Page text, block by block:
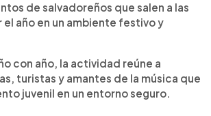
de salvadoreños que salen a las
el año en un ambiente festivo y
con año, la actividad reúne a
turistas y amantes de la música que
juvenil en un entorno seguro.